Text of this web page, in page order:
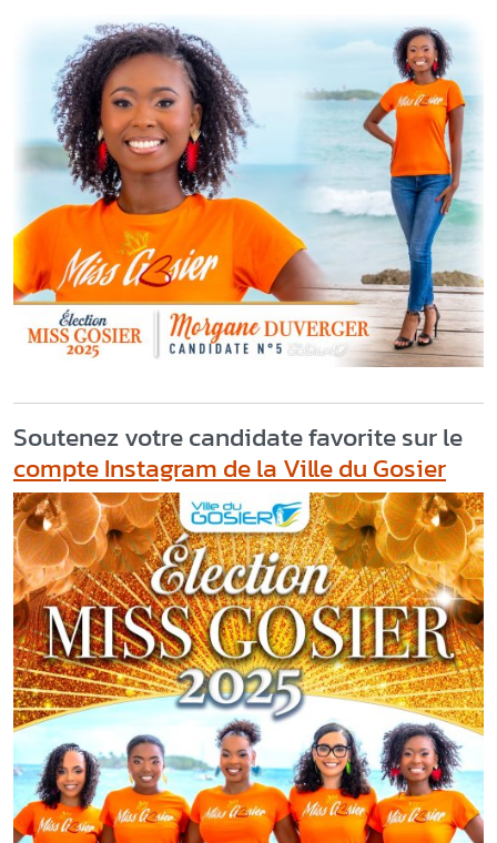
Soutenez votre candidate favorite sur le
compte Instagram de la Ville du Gosier